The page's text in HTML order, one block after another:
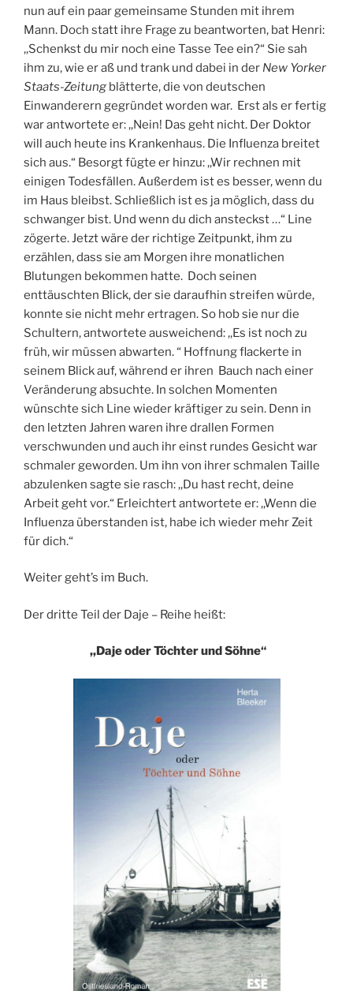
nun auf ein paar gemeinsame Stunden mit ihrem
Mann. Doch statt ihre Frage zu beantworten, bat Henri:
,,Schenkst du mir noch eine Tasse Tee ein?“ Sie sah
ihm zu, wie er aß und trank und dabei in der New Yorker
Staats-Zeitung blätterte, die von deutschen
Einwanderern gegründet worden war. Erst als er fertig
war antwortete er: ,,Nein! Das geht nicht. Der Doktor
will auch heute ins Krankenhaus. Die Influenza breitet
sich aus.“ Besorgt fügte er hinzu: ,,Wir rechnen mit
einigen Todesfällen. Außerdem ist es besser, wenn du
im Haus bleibst. Schließlich ist es ja möglich, dass du
schwanger bist. Und wenn du dich ansteckst …“ Line
zögerte. Jetzt wäre der richtige Zeitpunkt, ihm zu
erzählen, dass sie am Morgen ihre monatlichen
Blutungen bekommen hatte. Doch seinen
enttäuschten Blick, der sie daraufhin streifen würde,
konnte sie nicht mehr ertragen. So hob sie nur die
Schultern, antwortete ausweichend: ,,Es ist noch zu
früh, wir müssen abwarten. “ Hoffnung flackerte in
seinem Blick auf, während er ihren Bauch nach einer
Veränderung absuchte. In solchen Momenten
wünschte sich Line wieder kräftiger zu sein. Denn in
den letzten Jahren waren ihre drallen Formen
verschwunden und auch ihr einst rundes Gesicht war
schmaler geworden. Um ihn von ihrer schmalen Taille
abzulenken sagte sie rasch: ,,Du hast recht, deine
Arbeit geht vor.“ Erleichtert antwortete er: ,,Wenn die
Influenza überstanden ist, habe ich wieder mehr Zeit
für dich.“
Weiter geht’s im Buch.
Der dritte Teil der Daje – Reihe heißt:
,,Daje oder Töchter und Söhne“